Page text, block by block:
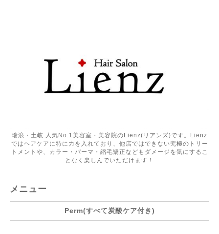
瑞浪・土岐 人気No.1美容室・美容院のLienz(リアンズ)です。Lienz
ではヘアケアに特に力を入れており、他店ではできない究極のトリー
トメントや、カラー・パーマ・縮毛矯正などもダメージを気にするこ
となく楽しんでいただけます！
メニュー
Perm(すべて炭酸ケア付き)